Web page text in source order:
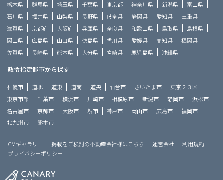
栃木県
群馬県 埼玉県 千葉県 東京都 神奈川県 新潟県
富山県
石川県
福井県 山梨県 長野県 岐阜県 静岡県 愛知県
三重県
滋賀県
京都府 大阪府 兵庫県 奈良県 和歌山県 鳥取県
島根県
岡山県
広島県 山口県 徳島県 香川県 愛媛県 高知県
福岡県
佐賀県
長崎県 熊本県 大分県 宮崎県 鹿児島県 沖縄県
政令指定都市から探す
札幌市 道北 道東 道南 道央 仙台市 さいたま市
東京２３区
東京市部
千葉市 横浜市 川崎市 相模原市 新潟市 静岡市
浜松市
名古屋市
京都市 大阪市 堺市 神戸市 岡山市 広島市
福岡市
北九州市
熊本市
CMギャラリー 掲載をご検討の不動産会社様はこちら 運営会社
利用規約
プライバシーポリシー